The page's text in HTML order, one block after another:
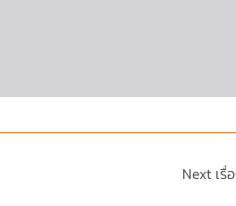
Next เรื่